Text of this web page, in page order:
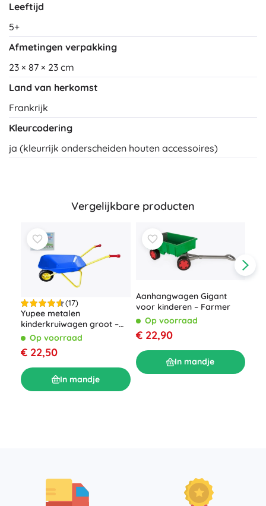
Leeftijd
5+
Afmetingen verpakking
23 × 87 × 23 cm
Land van herkomst
Frankrijk
Kleurcodering
ja (kleurrijk onderscheiden houten accessoires)
Vergelijkbare producten
(17)
Yupee metalen
kinderkruiwagen groot –
Blauw
Op voorraad
€ 22,50
In mandje
Aanhangwagen Gigant
voor kinderen – Farmer
Op voorraad
€ 22,90
In mandje